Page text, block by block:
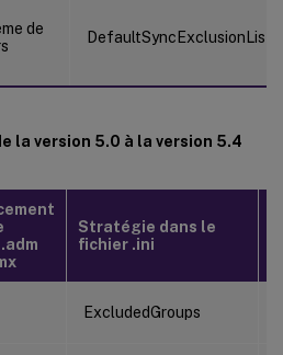
de
la version 5.0 à la version 5.4
Stratégie dans le
fichier .ini
ExcludedGroups